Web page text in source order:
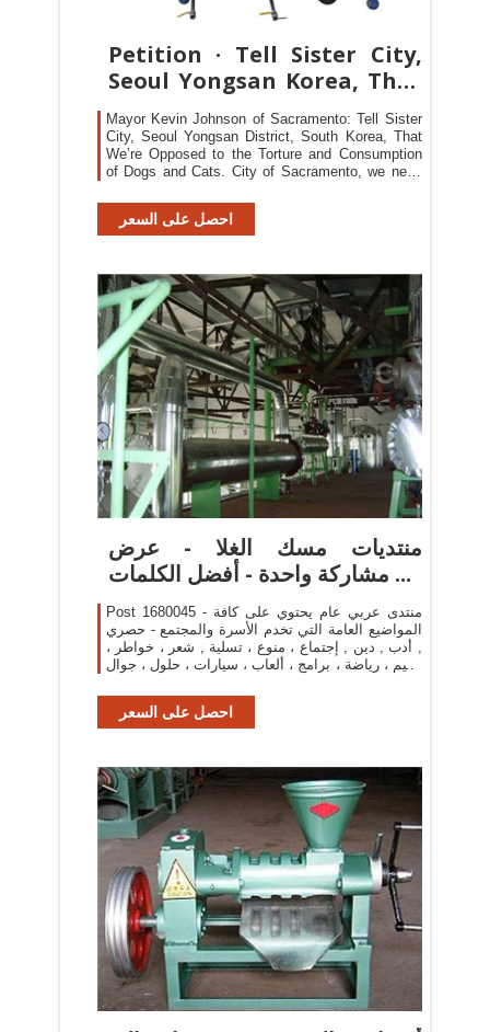
Petition · Tell Sister City,
Seoul Yongsan Korea, That
We
Mayor Kevin Johnson of Sacramento: Tell Sister
City, Seoul Yongsan District, South Korea, That
We’re Opposed to the Torture and Consumption
of Dogs and Cats. City of Sacramento, we need
and cat meat trade operating within the
boundaries of your Sister city, Seoul Yongsan
احصل على السعر
منتديات مسك الغلا - عرض
مشاركة واحدة - أفضل الكلمات ...
Post 1680045 - منتدى عربي عام يحتوي على كافة
المواضيع العامة التي تخدم الأسرة والمجتمع - حصري
, أدب , دين , إجتماع ، منوع ، تسلية , شعر ، خواطر ،
تعليم ، رياضة ، برامج ، ألعاب ، سيارات ، حلول ، جوال
احصل على السعر